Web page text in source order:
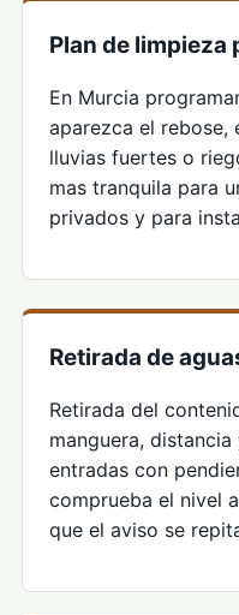
Plan de limpieza
En Murcia
aparezca el rebose,
lluvias fuertes o
mas tranquila para
privados y para
Retirada de
Retirada del
manguera,
entradas con
comprueba el nivel
que el aviso se